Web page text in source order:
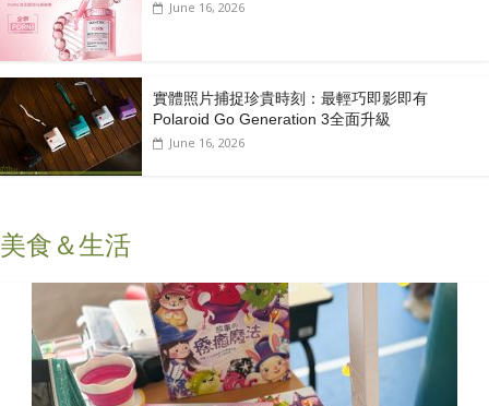
June 16, 2026
實體照片捕捉珍貴時刻：最輕巧即影即有
Polaroid Go Generation 3全面升級
June 16, 2026
美食＆生活